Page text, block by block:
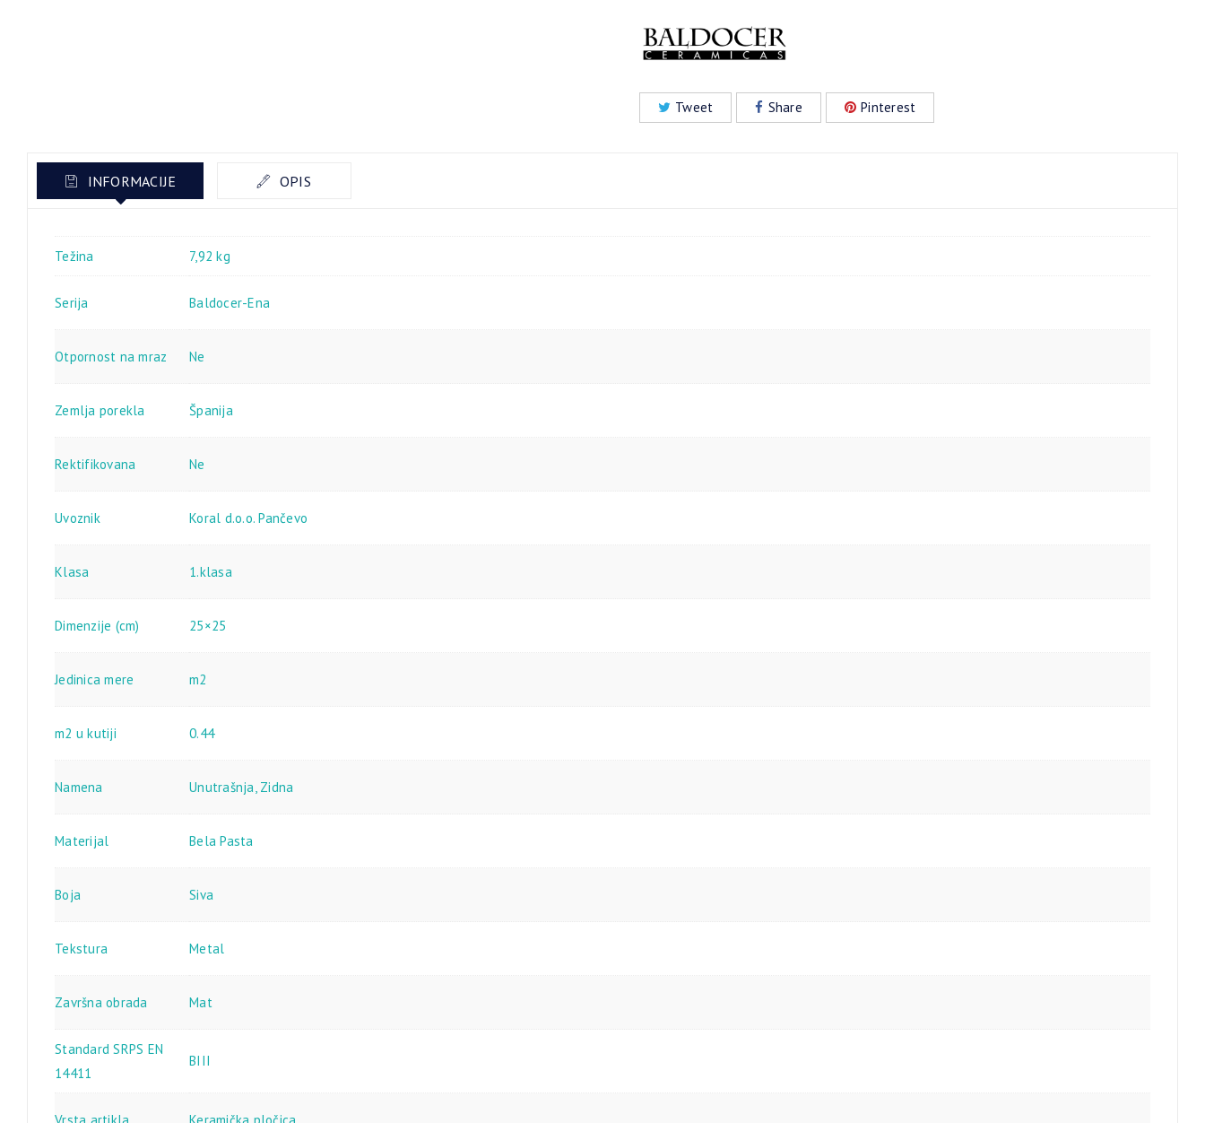
Tweet Share Pinterest
INFORMACIJE OPIS
Težina 7,92 kg
Serija Baldocer-Ena
Otpornost na mraz Ne
Zemlja porekla Španija
Rektifikovana Ne
Uvoznik Koral d.o.o. Pančevo
Klasa 1.klasa
Dimenzije (cm) 25×25
Jedinica mere m2
m2 u kutiji 0.44
Namena Unutrašnja, Zidna
Materijal Bela Pasta
Boja Siva
Tekstura Metal
Završna obrada Mat
Standard SRPS EN
14411
BIII